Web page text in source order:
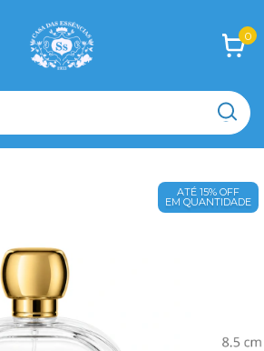
0
ATÉ 15% OFF
EM QUANTIDADE